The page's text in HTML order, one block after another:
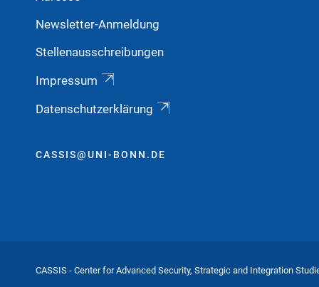
Newsletter-Anmeldung
Stellenausschreibungen
Impressum
Datenschutzerklärung
CASSIS@UNI-BONN.DE
CASSIS - Center for Advanced Security, Strategic and Integration